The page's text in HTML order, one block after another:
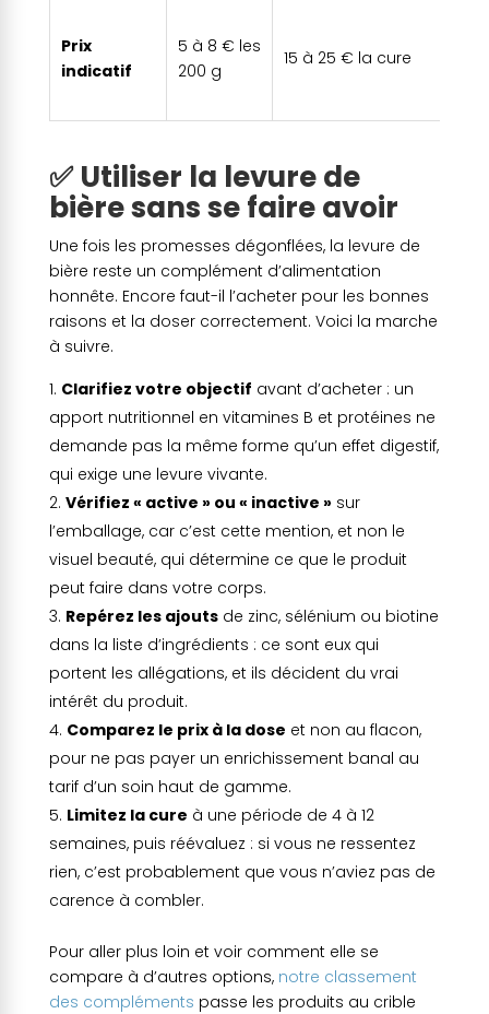
Prix
indicatif
5 à 8 € les
200 g
15 à 25 € la cure
✅ Utiliser la levure de
bière sans se faire avoir
Une fois les promesses dégonflées, la levure de
bière reste un complément d’alimentation
honnête. Encore faut-il l’acheter pour les bonnes
raisons et la doser correctement. Voici la marche
à suivre.
Clarifiez votre objectif avant d’acheter : un
apport nutritionnel en vitamines B et protéines ne
demande pas la même forme qu’un effet digestif,
qui exige une levure vivante.
Vérifiez « active » ou « inactive »sur
l’emballage, car c’est cette mention, et non le
visuel beauté, qui détermine ce que le produit
peut faire dans votre corps.
Repérez les ajoutsde zinc, sélénium ou biotine
dans la liste d’ingrédients : ce sont eux qui
portent les allégations, et ils décident du vrai
intérêt du produit.
Comparez le prix à la dose et non au flacon,
pour ne pas payer un enrichissement banal au
tarif d’un soin haut de gamme.
Limitez la cure à une période de 4 à 12
semaines, puis réévaluez : si vous ne ressentez
rien, c’est probablement que vous n’aviez pas de
carence à combler.
Pour aller plus loin et voir comment elle se
compare à d’autres options, notre classement
des compléments passe les produits au crible